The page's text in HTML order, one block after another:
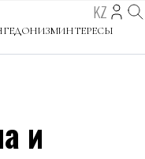
KZ
ГЕДОНИЗМИНТЕРЕСЫ
и